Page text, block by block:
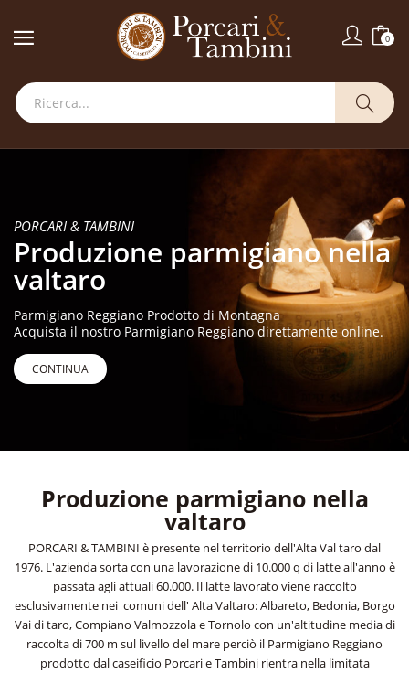
0
PORCARI & TAMBINI
Produzione parmigiano nella
valtaro
Parmigiano Reggiano Prodotto di Montagna
Acquista il nostro Parmigiano Reggiano direttamente online.
CONTINUA
Produzione parmigiano nella
valtaro
PORCARI & TAMBINI è presente nel territorio dell'Alta Val taro dal
1976. L'azienda sorta con una lavorazione di 10.000 q di latte all'anno è
passata agli attuali 60.000. Il latte lavorato viene raccolto
esclusivamente nei comuni dell' Alta Valtaro: Albareto, Bedonia, Borgo
Vai di taro, Compiano Valmozzola e Tornolo con un'altitudine media di
raccolta di 700 m sul livello del mare perciò il Parmigiano Reggiano
prodotto dal caseificio Porcari e Tambini rientra nella limitata